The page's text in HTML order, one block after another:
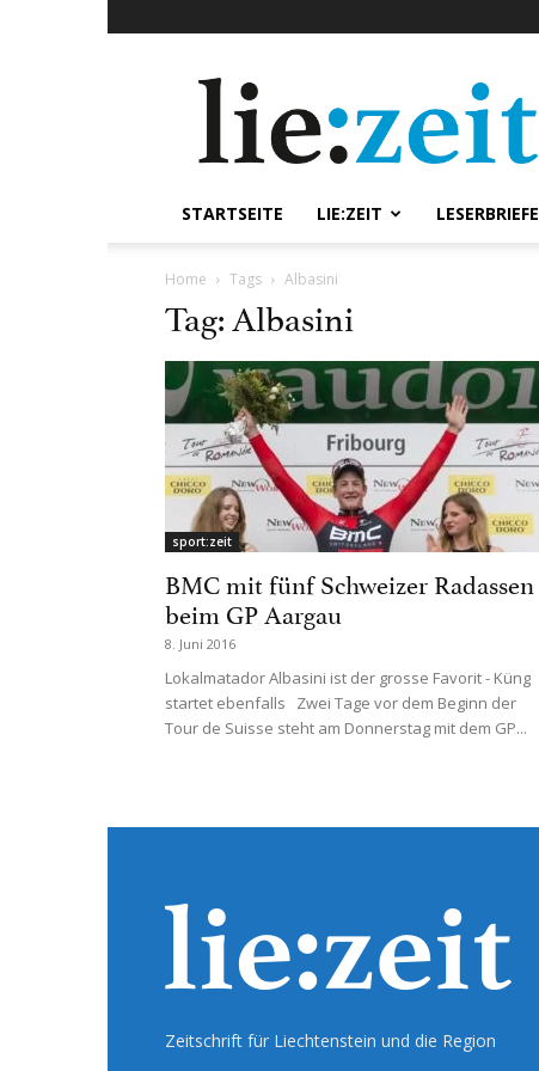
STARTSEITE LIE:ZEIT LESERBRIEFE
Home Tags Albasini
Tag: Albasini
sport:zeit
BMC mit fünf Schweizer Radassen
beim GP Aargau
8. Juni 2016
Lokalmatador Albasini ist der grosse Favorit - Küng
startet ebenfalls Zwei Tage vor dem Beginn der
Tour de Suisse steht am Donnerstag mit dem GP...
Zeitschrift für Liechtenstein und die Region